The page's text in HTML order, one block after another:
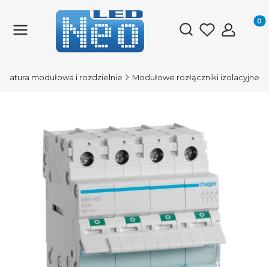
Otwórz
modułowa i rozdzielnie Modułowe rozłączniki izolacyjne